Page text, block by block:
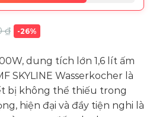
₫ -26%
dung tích lớn 1,6 lít ấm
SKYLINE Wasserkocher là
bị không thể thiếu trong
hiện đại và đầy tiện nghi là